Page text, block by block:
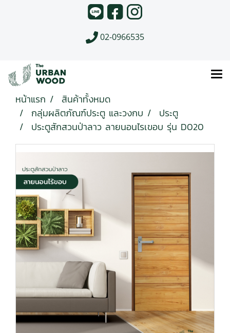
02-0966535
หน้าแรก
สินค้าทั้งหมด
กลุ่มผลิตภัณฑ์ประตู และวงกบ
ประตู
ประตูสักสวนป่าลาว ลายนอนไรเขอบ รุ่น D020